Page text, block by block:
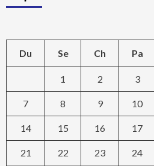
Du Se Ch Pa
1 2 3
7 8 9 10
14 15 16 17
21 22 23 24